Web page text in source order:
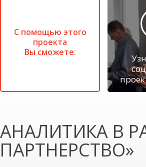
С помощью этого
проекта
Вы сможете:
АНАЛИТИКА В
ПАРТНЕРСТВО»